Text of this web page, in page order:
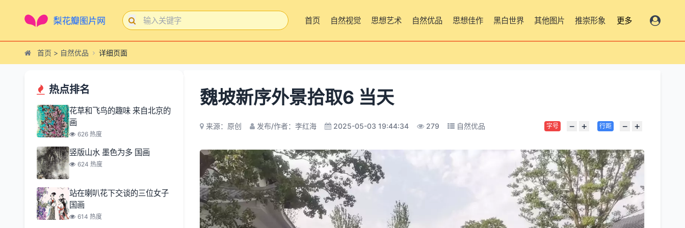
首页 自然视觉 思想艺术 自然优品 思想佳作 黑白世界 其他图片 推崇形象 更多
首页 > 自然优品 详细页面
热点排名
花草和飞鸟的趣味 来自北京的
画
626 热度
竖版山水 墨色为多 国画
624 热度
站在喇叭花下交谈的三位女子
国画
614 热度
魏坡新序外景拾取6 当天
来源：原创 发布/作者：李红海 2025-05-03 19:44:34 279 自然优品 字号 − + 行距 − +